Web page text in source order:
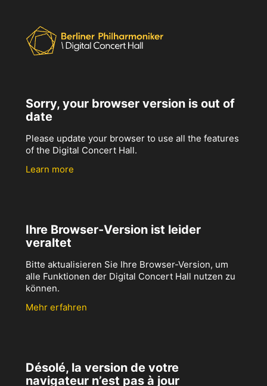
Sorry, your browser version is out of
date
Please update your browser to use all the features
of the Digital Concert Hall.
Learn more
Ihre Browser-Version ist leider
veraltet
Bitte aktualisieren Sie Ihre Browser-Version, um
alle Funktionen der Digital Concert Hall nutzen zu
können.
Mehr erfahren
Désolé, la version de votre
navigateur n’est pas à jour